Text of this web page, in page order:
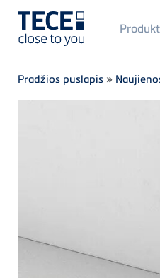
Skip to main content
Main
Breadcrumb
Pradžios puslapis »